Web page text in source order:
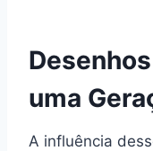
uma
A influência